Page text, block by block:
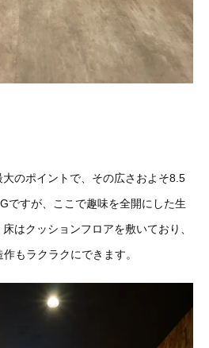
のポイントで、その広さおよそ8.5
ですが、ここで趣味を全開にした生
はクッションフロアを敷いており、
もラクラクにできます。